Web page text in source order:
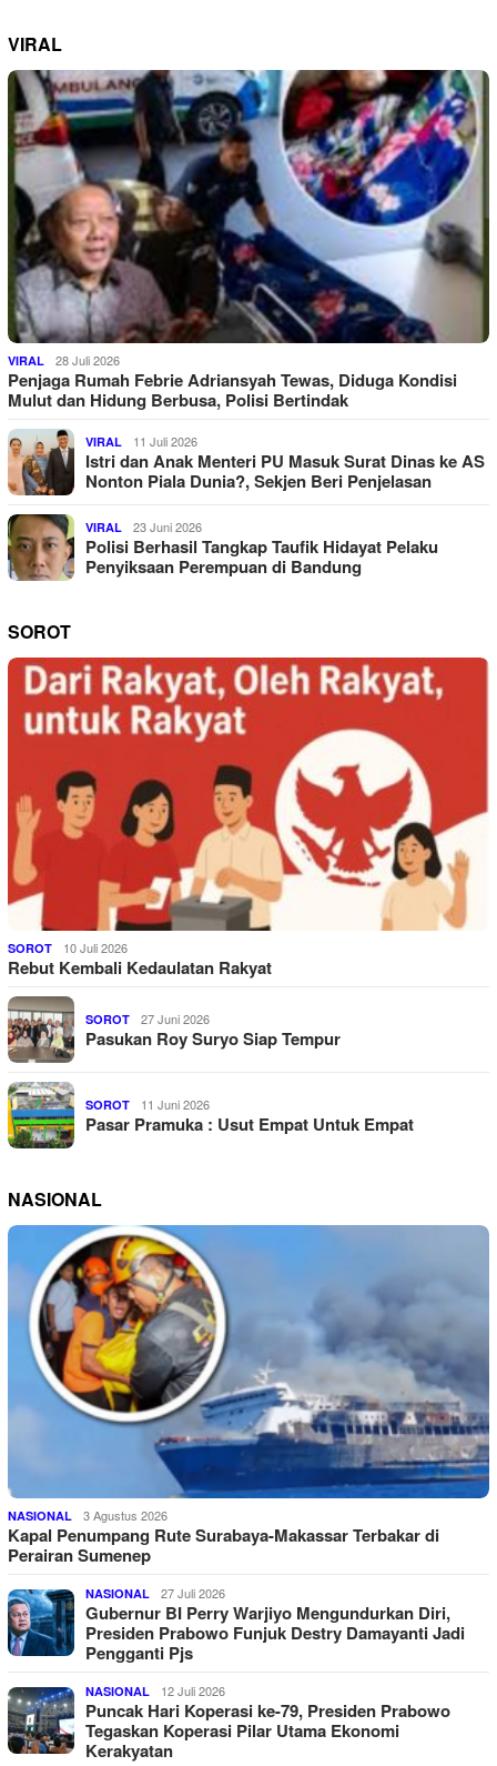
VIRAL
VIRAL 28 Juli 2026
Penjaga Rumah Febrie Adriansyah Tewas, Diduga Kondisi
Mulut dan Hidung Berbusa, Polisi Bertindak
VIRAL 11 Juli 2026
Istri dan Anak Menteri PU Masuk Surat Dinas ke AS
Nonton Piala Dunia?, Sekjen Beri Penjelasan
VIRAL 23 Juni 2026
Polisi Berhasil Tangkap Taufik Hidayat Pelaku
Penyiksaan Perempuan di Bandung
SOROT
SOROT 10 Juli 2026
Rebut Kembali Kedaulatan Rakyat
SOROT 27 Juni 2026
Pasukan Roy Suryo Siap Tempur
SOROT 11 Juni 2026
Pasar Pramuka : Usut Empat Untuk Empat
NASIONAL
NASIONAL 3 Agustus 2026
Kapal Penumpang Rute Surabaya-Makassar Terbakar di
Perairan Sumenep
NASIONAL 27 Juli 2026
Gubernur BI Perry Warjiyo Mengundurkan Diri,
Presiden Prabowo Funjuk Destry Damayanti Jadi
Pengganti Pjs
NASIONAL 12 Juli 2026
Puncak Hari Koperasi ke-79, Presiden Prabowo
Tegaskan Koperasi Pilar Utama Ekonomi
Kerakyatan